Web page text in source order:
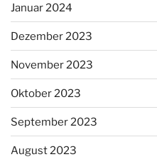
Januar 2024
Dezember 2023
November 2023
Oktober 2023
September 2023
August 2023